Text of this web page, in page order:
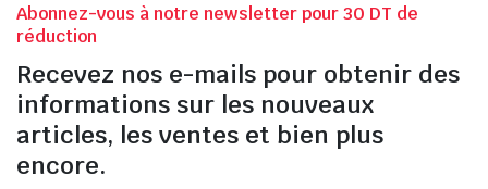
Abonnez-vous à notre newsletter pour 30 DT de
réduction
Recevez nos e-mails pour obtenir des
informations sur les nouveaux
articles, les ventes et bien plus
encore.